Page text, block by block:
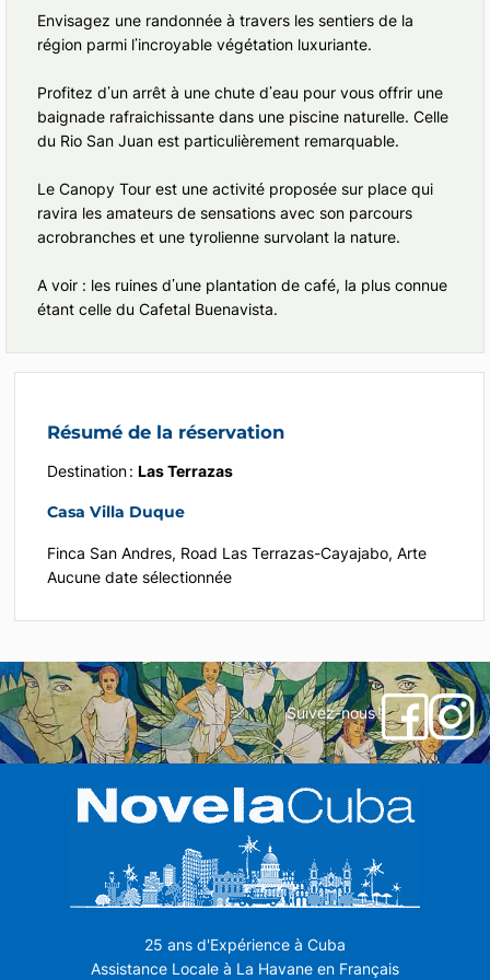
Envisagez une randonnée à travers les sentiers de la
région parmi l’incroyable végétation luxuriante.
Profitez d’un arrêt à une chute d’eau pour vous offrir une
baignade rafraichissante dans une piscine naturelle. Celle
du Rio San Juan est particulièrement remarquable.
Le Canopy Tour est une activité proposée sur place qui
ravira les amateurs de sensations avec son parcours
acrobranches et une tyrolienne survolant la nature.
A voir : les ruines d’une plantation de café, la plus connue
étant celle du Cafetal Buenavista.
Résumé de la réservation
Destination : Las Terrazas
Casa Villa Duque
Finca San Andres, Road Las Terrazas-Cayajabo, Arte
Aucune date sélectionnée
Suivez-nous !
25 ans d'Expérience à Cuba
Assistance Locale à La Havane en Français